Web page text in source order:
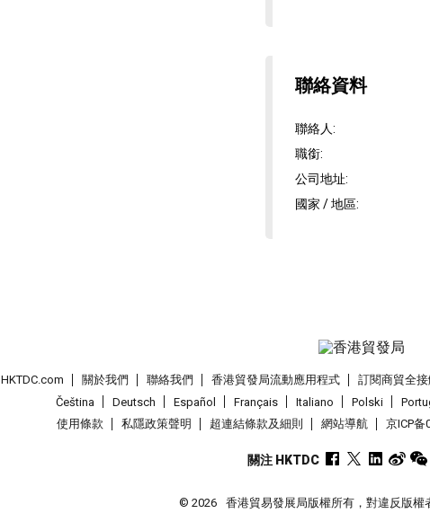
聯絡資料
聯絡人:
職銜:
公司地址:
國家 / 地區:
HKTDC.com 關於我們 聯絡我們 香港貿發局流動應用程式 訂閱商貿全
Čeština
Deutsch Español Français Italiano Polski
使用條款
私隱政策聲明 超連結條款及細則 網站導航 京ICP备
關注 HKTDC
© 2026 香港貿易發展局版權所有，對違反版權